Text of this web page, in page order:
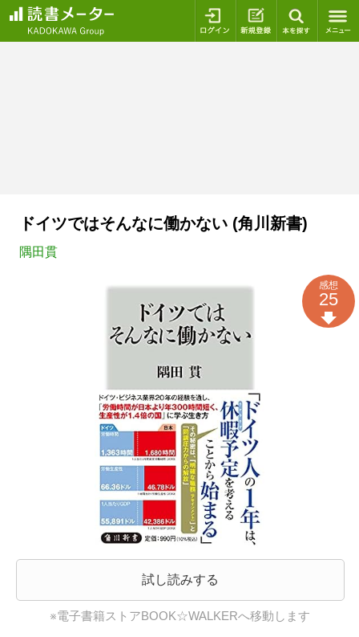
ログイン 新規登録
ドイツではそんなに働かない (角川新書)
隅田貫
試し読みする
※電子書籍ストアBOOK☆WALKERへ移動します
感想
25